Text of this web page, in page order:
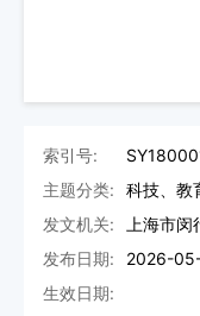
索引号:
主题分类:
科技、教
发文机关:
上海市
发布日期:
2026-
生效日期: